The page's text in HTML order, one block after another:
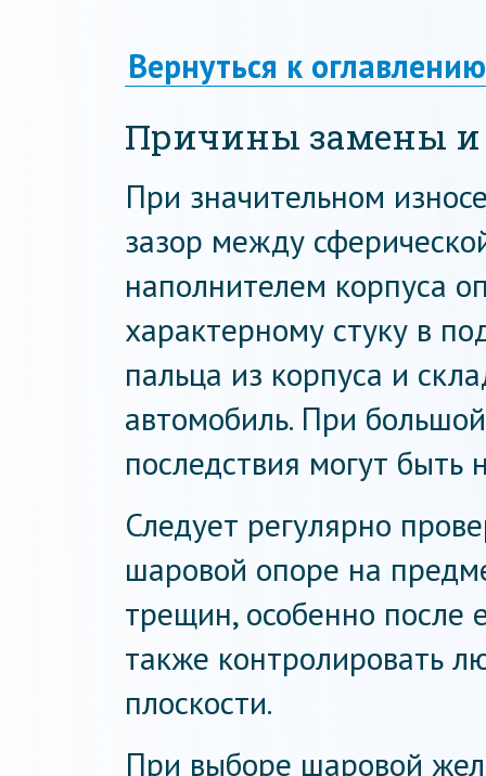
Вернуться к оглавлению
Причины замены и
При значительном
зазор между
наполнителем корпуса
характерному стуку в
пальца из корпуса и
автомобиль. При
последствия могут быть
Следует регулярно
шаровой опоре на
трещин, особенно
также контролировать
плоскости.
При выборе шаровой